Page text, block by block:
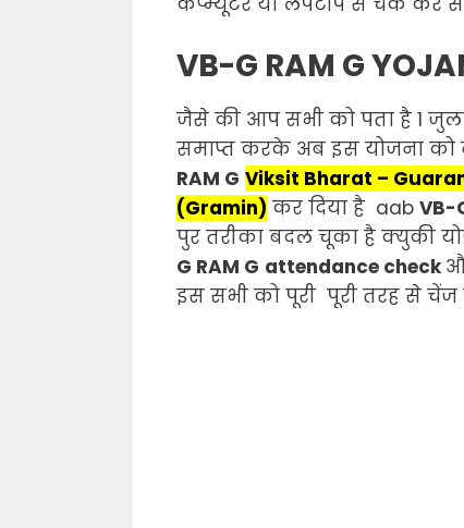
VB-G RAM G
जैसे की आप सभी को पता है 1
समाप्त करके अब इस योजना को
RAM G Viksit Bharat –
(Gramin) कर दिया है aab VB-
पुर तरीका बदल चूका है क्युकी
G RAM G attendance check
इस सभी को पूरी पूरी तरह से चेंज